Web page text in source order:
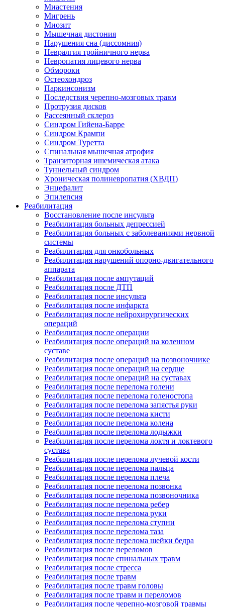
Миастения
Мигрень
Миозит
Мышечная дистония
Нарушения сна (диссомния)
Невралгия тройничного нерва
Невропатия лицевого нерва
Обмороки
Остеохондроз
Паркинсонизм
Последствия черепно-мозговых травм
Протрузия дисков
Рассеянный склероз
Синдром Гийена-Барре
Синдром Крампи
Синдром Туретта
Спинальная мышечная атрофия
Транзиторная ишемическая атака
Туннельный синдром
Хроническая полиневропатия (ХВДП)
Энцефалит
Эпилепсия
Реабилитация
Восстановление после инсульта
Реабилитация больных депрессией
Реабилитация больных с заболеваниями нервной
системы
Реабилитация для онкобольных
Реабилитация нарушений опорно-двигательного
аппарата
Реабилитация после ампутаций
Реабилитация после ДТП
Реабилитация после инсульта
Реабилитация после инфаркта
Реабилитация после нейрохирургических
операций
Реабилитация после операции
Реабилитация после операций на коленном
суставе
Реабилитация после операций на позвоночнике
Реабилитация после операций на сердце
Реабилитация после операций на суставах
Реабилитация после перелома голени
Реабилитация после перелома голеностопа
Реабилитация после перелома запястья руки
Реабилитация после перелома кисти
Реабилитация после перелома колена
Реабилитация после перелома лодыжки
Реабилитация после перелома локтя и локтевого
сустава
Реабилитация после перелома лучевой кости
Реабилитация после перелома пальца
Реабилитация после перелома плеча
Реабилитация после перелома позвонка
Реабилитация после перелома позвоночника
Реабилитация после перелома ребер
Реабилитация после перелома руки
Реабилитация после перелома ступни
Реабилитация после перелома таза
Реабилитация после перелома шейки бедра
Реабилитация после переломов
Реабилитация после спинальных травм
Реабилитация после стресса
Реабилитация после травм
Реабилитация после травм головы
Реабилитация после травм и переломов
Реабилитация после черепно-мозговой травмы